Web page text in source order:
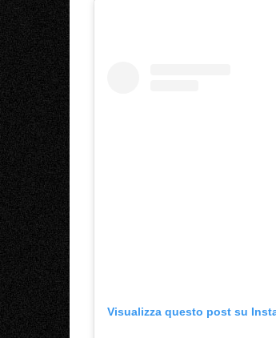
Visualizza questo post su